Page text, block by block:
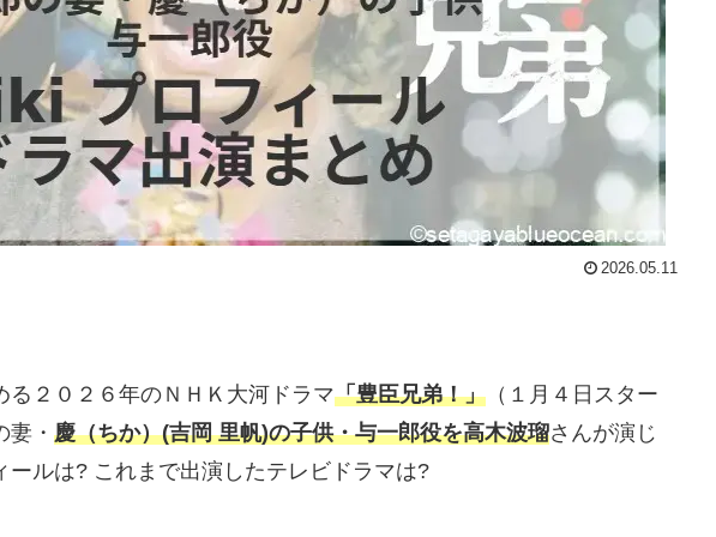
2026.05.11
２０２６年のＮＨＫ大河ドラマ「豊臣兄弟！」 （１月４日スター
・ 慶（ちか）(吉岡 里帆)の子供・与一郎役を高木波瑠さんが演じ
ールは? これまで出演したテレビドラマは?